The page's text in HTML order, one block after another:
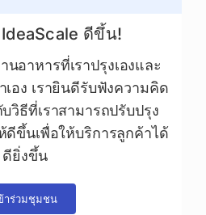
ดีขึ้น!
นอาหารที่เราปรุงเองและ
อง เรายินดีรับฟังความคิด
วิธีที่เราสามารถปรับปรุง
ขึ้นเพื่อให้บริการลูกค้าได้
ดียิ่งขึ้น
าร่วมชุมชน